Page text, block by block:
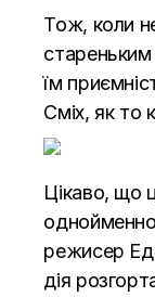
Тож, коли
стареньким
їм
Сміх, як то
Цікаво, що
режисер
дія